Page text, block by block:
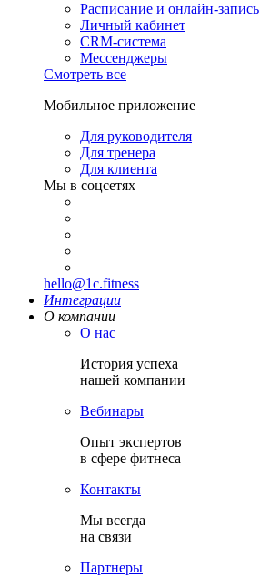
Расписание и онлайн-запись
Личный кабинет
CRM-система
Мессенджеры
Смотреть все
Мобильное приложение
Для руководителя
Для тренера
Для клиента
Мы в соцсетях
hello@1c.fitness
Интеграции
О компании
О нас
История успеха
нашей компании
Вебинары
Опыт экспертов
в сфере фитнеса
Контакты
Мы всегда
на связи
Партнеры